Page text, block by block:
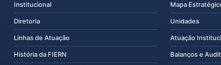
Institucional
Diretoria
Linhas de Atuação
História da FIERN
Mapa
Unidades
Atuação
Balanços e